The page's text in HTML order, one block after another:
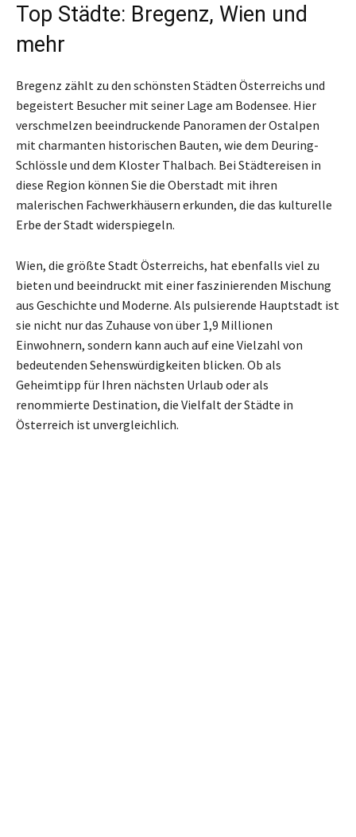
Top Städte: Bregenz, Wien und
mehr
Bregenz zählt zu den schönsten Städten Österreichs und
begeistert Besucher mit seiner Lage am Bodensee. Hier
verschmelzen beeindruckende Panoramen der Ostalpen
mit charmanten historischen Bauten, wie dem Deuring-
Schlössle und dem Kloster Thalbach. Bei Städtereisen in
diese Region können Sie die Oberstadt mit ihren
malerischen Fachwerkhäusern erkunden, die das kulturelle
Erbe der Stadt widerspiegeln.
Wien, die größte Stadt Österreichs, hat ebenfalls viel zu
bieten und beeindruckt mit einer faszinierenden Mischung
aus Geschichte und Moderne. Als pulsierende Hauptstadt ist
sie nicht nur das Zuhause von über 1,9 Millionen
Einwohnern, sondern kann auch auf eine Vielzahl von
bedeutenden Sehenswürdigkeiten blicken. Ob als
Geheimtipp für Ihren nächsten Urlaub oder als
renommierte Destination, die Vielfalt der Städte in
Österreich ist unvergleichlich.